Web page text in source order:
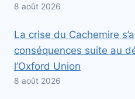
8 août 2026
La crise du Cachemire
conséquences suite au
l’Oxford Union
8 août 2026